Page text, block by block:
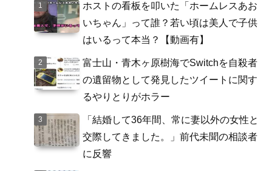
ホストの看板を叩いた「ホームレスあお
いちゃん」って誰？若い頃は美人で子供
はいるって本当？【動画有】
富士山・青木ヶ原樹海でSwitchを自殺者
の遺留物として発見したツイートに関す
るやりとりがホラー
「結婚して36年間、常に妻以外の女性と
交際してきました。」前代未聞の相談者
に反響